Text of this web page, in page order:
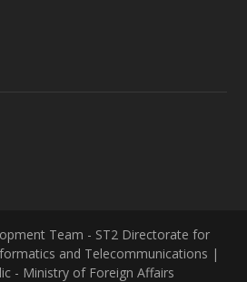
Team - ST2 Directorate for
and Telecommunications |
- Ministry of Foreign Affairs